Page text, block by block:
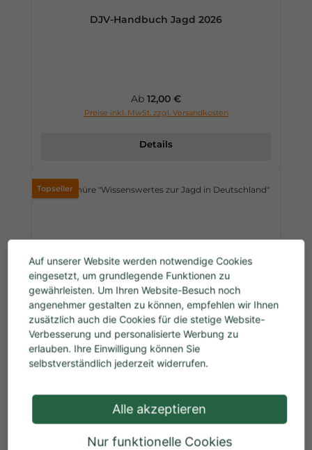
DJV-Handbuch Jagd 2026
Regulärer Preis:
Ab 12,00 €
Preise inkl. MwSt. zzgl. Versandkosten
Details
Topseller
Broschüre "Wissenswertes zur Jagd in
Deutschland"
Preise inkl. MwSt. zzgl. Versandkosten
Auf unserer Website werden notwendige Cookies
eingesetzt, um grundlegende Funktionen zu
gewährleisten. Um Ihren Website-Besuch noch
angenehmer gestalten zu können, empfehlen wir Ihnen
zusätzlich auch die Cookies für die stetige Website-
Verbesserung und personalisierte Werbung zu
erlauben. Ihre Einwilligung können Sie
selbstverständlich jederzeit widerrufen.
Alle akzeptieren
Nur funktionelle Cookies